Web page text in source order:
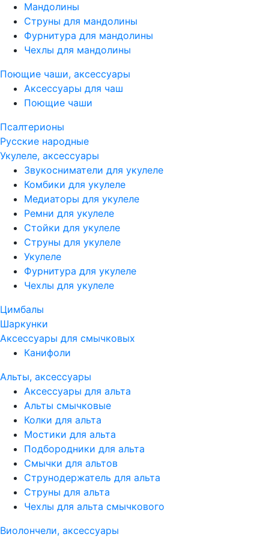
Мандолины
Струны для мандолины
Фурнитура для мандолины
Чехлы для мандолины
Поющие чаши, аксессуары
Аксессуары для чаш
Поющие чаши
Псалтерионы
Русские народные
Укулеле, аксессуары
Звукосниматели для укулеле
Комбики для укулеле
Медиаторы для укулеле
Ремни для укулеле
Стойки для укулеле
Струны для укулеле
Укулеле
Фурнитура для укулеле
Чехлы для укулеле
Цимбалы
Шаркунки
Аксессуары для смычковых
Канифоли
Альты, аксессуары
Аксессуары для альта
Альты смычковые
Колки для альта
Мостики для альта
Подбородники для альта
Смычки для альтов
Струнодержатель для альта
Струны для альта
Чехлы для альта смычкового
Виолончели, аксессуары